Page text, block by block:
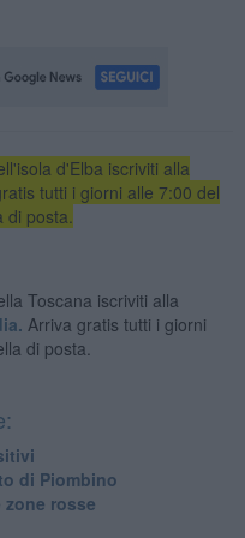
d'Elba iscriviti alla
tutti i giorni alle 7:00 del
posta.
Toscana iscriviti alla
Arriva gratis tutti i giorni
di posta.
di Piombino
rosse